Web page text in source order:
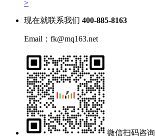
>
现在就联系我们 400-885-8163
Email：fk@mq163.net
微信扫码咨询